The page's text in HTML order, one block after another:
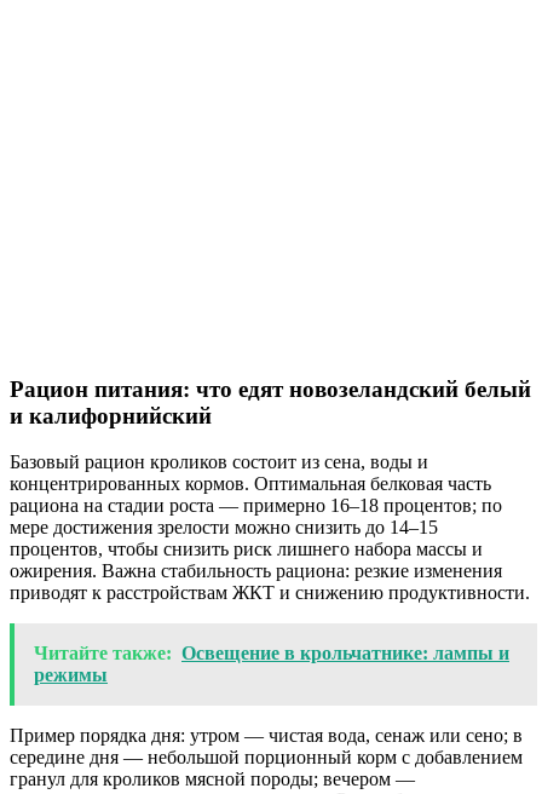
Рацион питания: что едят новозеландский белый
и калифорнийский
Базовый рацион кроликов состоит из сена, воды и
концентрированных кормов. Оптимальная белковая часть
рациона на стадии роста — примерно 16–18 процентов; по
мере достижения зрелости можно снизить до 14–15
процентов, чтобы снизить риск лишнего набора массы и
ожирения. Важна стабильность рациона: резкие изменения
приводят к расстройствам ЖКТ и снижению продуктивности.
Читайте также: Освещение в крольчатнике: лампы и
режимы
Пример порядка дня: утром — чистая вода, сенаж или сено; в
середине дня — небольшой порционный корм с добавлением
гранул для кроликов мясной породы; вечером —